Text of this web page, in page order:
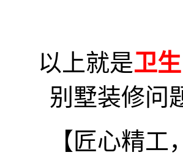
以上就是卫
别墅装修问
【匠心精